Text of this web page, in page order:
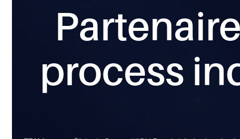
process